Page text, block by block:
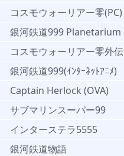
コスモウォーリアー零(PC)
銀河鉄道999 Planetarium
コスモウォーリアー零外伝
銀河鉄道999(ｲﾝﾀｰﾈｯﾄｱﾆﾒ)
Captain Herlock (OVA)
サブマリンスーパー99
インターステラ5555
銀河鉄道物語